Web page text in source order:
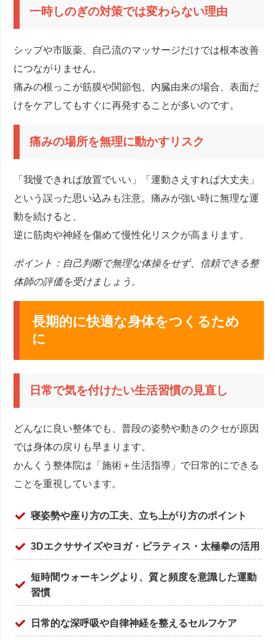
一時しのぎの対策では変わらない理由
シップや市販薬、自己流のマッサージだけでは根本改善
につながりません。
痛みの根っこが筋膜や関節包、内臓由来の場合、表面だ
けをケアしてもすぐに再発することが多いのです。
痛みの場所を無理に動かすリスク
「我慢できれば放置でいい」「運動さえすれば大丈夫」
という誤った思い込みも注意。痛みが強い時に無理な運
動を続けると、
逆に筋肉や神経を傷めて慢性化リスクが高まります。
ポイント：自己判断で無理な体操をせず、信頼できる整
体師の評価を受けましょう。
長期的に快適な身体をつくるため
に
日常で気を付けたい生活習慣の見直し
どんなに良い整体でも、普段の姿勢や動きのクセが原因
では身体の戻りも早まります。
かんくう整体院は「施術＋生活指導」で日常的にできる
ことを重視しています。
寝姿勢や座り方の工夫、立ち上がり方のポイント
3Dエクササイズやヨガ・ピラティス・太極拳の活用
短時間ウォーキングより、質と頻度を意識した運動
習慣
日常的な深呼吸や自律神経を整えるセルフケア